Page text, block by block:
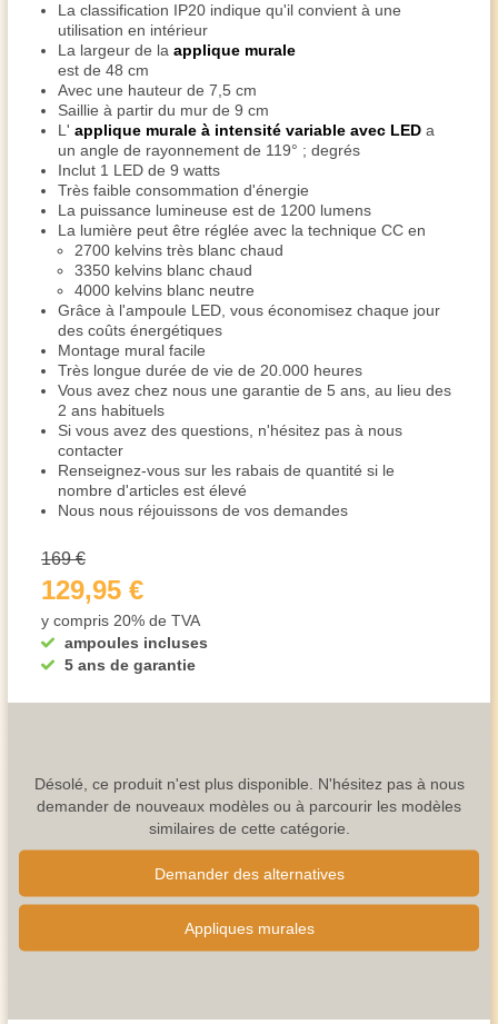
La classification IP20 indique qu'il convient à une
utilisation en intérieur
La largeur de la applique murale
est de 48 cm
Avec une hauteur de 7,5 cm
Saillie à partir du mur de 9 cm
L' applique murale à intensité variable avec LED a
un angle de rayonnement de 119° ; degrés
Inclut 1 LED de 9 watts
Très faible consommation d'énergie
La puissance lumineuse est de 1200 lumens
La lumière peut être réglée avec la technique CC en
2700 kelvins très blanc chaud
3350 kelvins blanc chaud
4000 kelvins blanc neutre
Grâce à l'ampoule LED, vous économisez chaque jour
des coûts énergétiques
Montage mural facile
Très longue durée de vie de 20.000 heures
Vous avez chez nous une garantie de 5 ans, au lieu des
2 ans habituels
Si vous avez des questions, n'hésitez pas à nous
contacter
Renseignez-vous sur les rabais de quantité si le
nombre d'articles est élevé
Nous nous réjouissons de vos demandes
ampoules incluses
5 ans de garantie
169 €
129,95 €
y compris 20% de TVA
Désolé, ce produit n'est plus disponible. N'hésitez pas à nous
demander de nouveaux modèles ou à parcourir les modèles
similaires de cette catégorie.
Demander des alternatives
Appliques murales